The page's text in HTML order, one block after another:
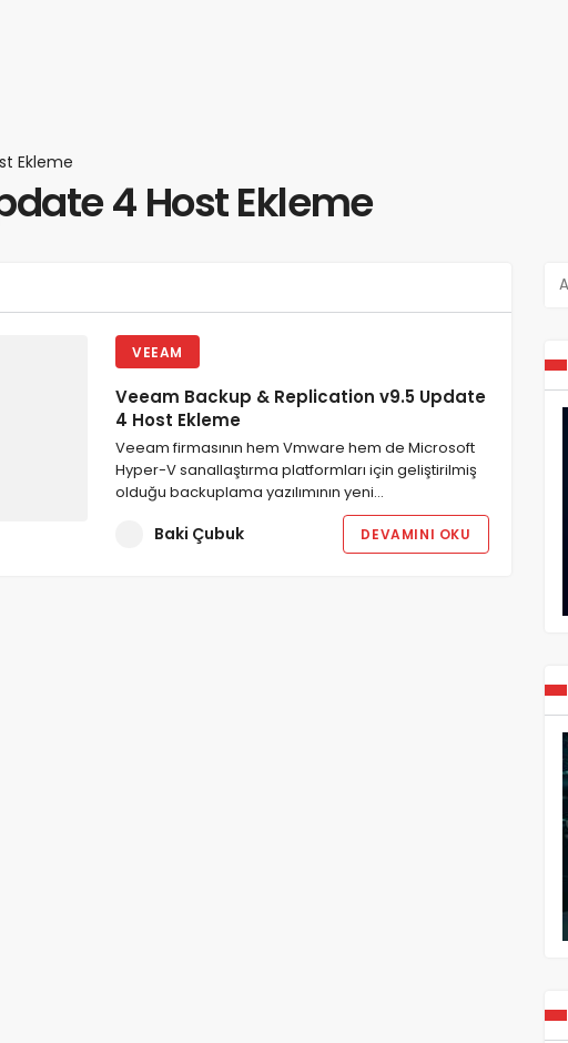
Ekleme
4 Host Ekleme
VEEAM
Veeam Backup & Replication v9.5 Update
4 Host Ekleme
Veeam firmasının hem Vmware hem de Microsoft
Hyper-V sanallaştırma platformları için geliştirilmiş
olduğu backuplama yazılımının yeni…
Baki Çubuk DEVAMINI OKU